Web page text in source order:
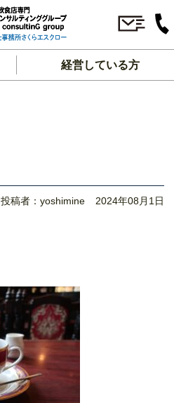
経営している方
投稿者：yoshimine 2024年08月1日